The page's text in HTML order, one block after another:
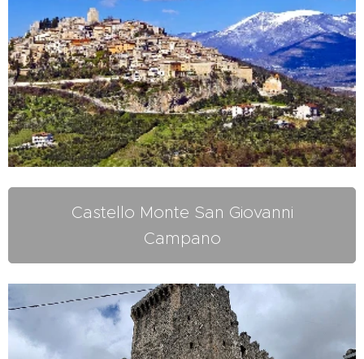
Castello Monte San Giovanni
Campano